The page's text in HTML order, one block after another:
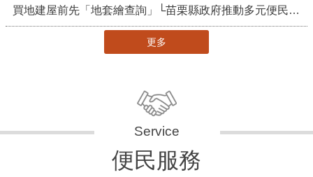
買地建屋前先「地套繪查詢」└苗栗縣政府推動多元便民諮詢服務
更多
便民服務